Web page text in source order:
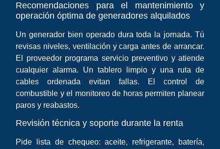
Recomendaciones para el mantenimiento y
operación óptima de generadores alquilados
Un generador bien operado dura toda la jornada. Tú
revisas niveles, ventilación y carga antes de arrancar.
El proveedor programa servicio preventivo y atiende
cualquier alarma. Un tablero limpio y una ruta de
cables ordenada evitan fallas. El control de
combustible y el monitoreo de horas permiten planear
paros y reabastos.
Revisión técnica y soporte durante la renta
Pide lista de chequeo: aceite, refrigerante, batería,